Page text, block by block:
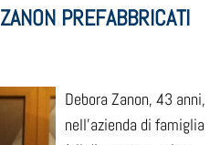
ZANON PREFABBRICATI
Debora Zanon, 43 anni,
nell’azienda di famiglia